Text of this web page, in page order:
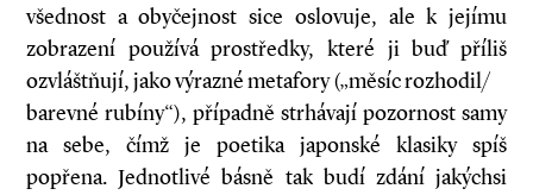
všednost a obyčejnost sice oslovuje, ale k jejímu
zobrazení používá prostředky, které ji buď příliš
ozvláštňují, jako výrazné metafory („měsíc rozhodil/
barevné rubíny“), případně strhávají pozornost samy
na sebe, čímž je poetika japonské klasiky spíš
popřena. Jednotlivé básně tak budí zdání jakýchsi